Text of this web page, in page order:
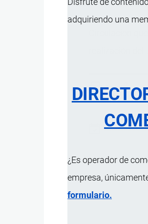
adquiriendo una
¿Es operador de
empresa,
formulario.
Actualizado el